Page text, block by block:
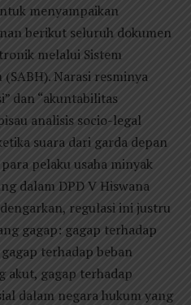
menyampaikan
berikut seluruh dokumen
melalui Sistem
Narasi resminya
dan “akuntabilitas
analisis socio-legal
suara dari garda depan
pelaku usaha minyak
dalam DPD V Hiswana
regulasi ini justru
gagap: gagap terhadap
terhadap beban
akut, gagap terhadap
dalam negara hukum yang